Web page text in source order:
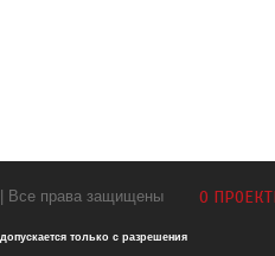
Все права защищены
только с разрешения
О